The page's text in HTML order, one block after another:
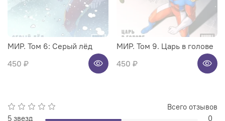
МИР. Том 6: Серый лёд
450 ₽
МИР. Том 9. Царь в голове
450 ₽
Всего отзывов
5 звезд
0